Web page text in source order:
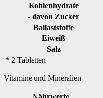
Kohlenhydrate
- davon Zucker
Ballaststoffe
Eiweiß
Salz
* 2 Tabletten
Vitamine und Mineralien